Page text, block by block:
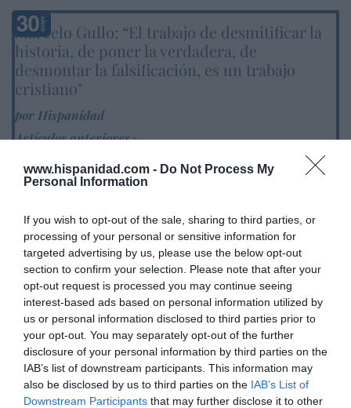
www.hispanidad.com - Do Not Process My
Personal Information
If you wish to opt-out of the sale, sharing to third parties, or
processing of your personal or sensitive information for
targeted advertising by us, please use the below opt-out
section to confirm your selection. Please note that after your
opt-out request is processed you may continue seeing
interest-based ads based on personal information utilized by
us or personal information disclosed to third parties prior to
your opt-out. You may separately opt-out of the further
disclosure of your personal information by third parties on the
IAB’s list of downstream participants. This information may
also be disclosed by us to third parties on the IAB’s List of
Downstream Participants that may further disclose it to other
Marcelo Gullo: “El trabajo de desmitificar la
historia, de poner la verdadera, de
desmontar la falsificación, es un trabajo
cristiano"
por Hispanidad
Artículos anteriores
DIARIO DE LA CORRUPCIÓN SANCHISTA
Diario de la corrupción sanchista. Hazte
Oír se manifiesta delante de La Mareta:
“Pedro Sánchez es un criminal”
por Redacción
Artículos anteriores
Opinión
Enormes minucias
por Eulogio López